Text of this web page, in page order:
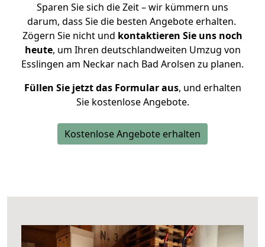
Sparen Sie sich die Zeit – wir kümmern uns
darum, dass Sie die besten Angebote erhalten.
Zögern Sie nicht und kontaktieren Sie uns noch
heute, um Ihren deutschlandweiten Umzug von
Esslingen am Neckar nach Bad Arolsen zu planen.
Füllen Sie jetzt das Formular aus, und erhalten
Sie kostenlose Angebote.
Kostenlose Angebote erhalten